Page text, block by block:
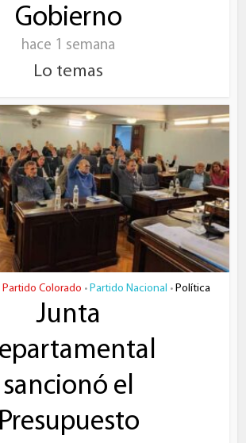
Gobierno
hace 1 semana
Lo temas
Partido Colorado • Partido Nacional • Política
Junta
sancionó el
Presupuesto